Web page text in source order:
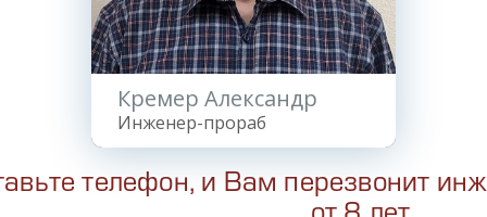
Кремер Александр
Инженер-прораб
телефон, и Вам перезвонит